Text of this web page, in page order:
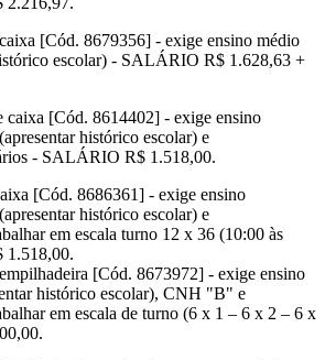
[Cód. 8679356] - exige ensino médio
escolar) - SALÁRIO R$ 1.628,63 +
caixa [Cód. 8614402] - exige ensino
histórico escolar) e
- SALÁRIO R$ 1.518,00.
[Cód. 8686361] - exige ensino
histórico escolar) e
em escala turno 12 x 36 (10:00 às
[Cód. 8673972] - exige ensino
histórico escolar), CNH "B" e
em escala de turno (6 x 1 – 6 x 2 – 6 x